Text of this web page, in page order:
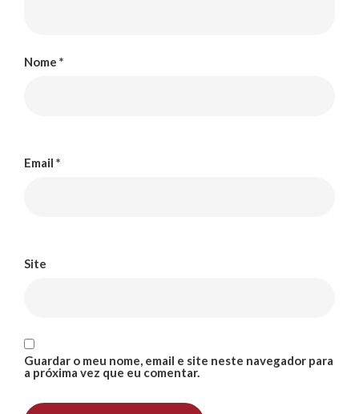
Nome *
Email *
Site
Guardar o meu nome, email e site neste navegador para
a próxima vez que eu comentar.